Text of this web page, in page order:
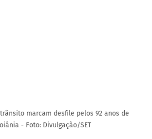
marcam desfile pelos 92 anos de
- Foto: Divulgação/SET